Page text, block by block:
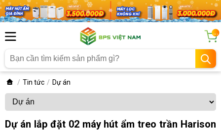
...
Tin tức Dự án
Dự án lắp đặt 02 máy hút ẩm treo trần Harison